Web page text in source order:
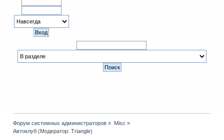
Форум системных администраторов » Misc »
Автоклуб (Модератор:Triangle)